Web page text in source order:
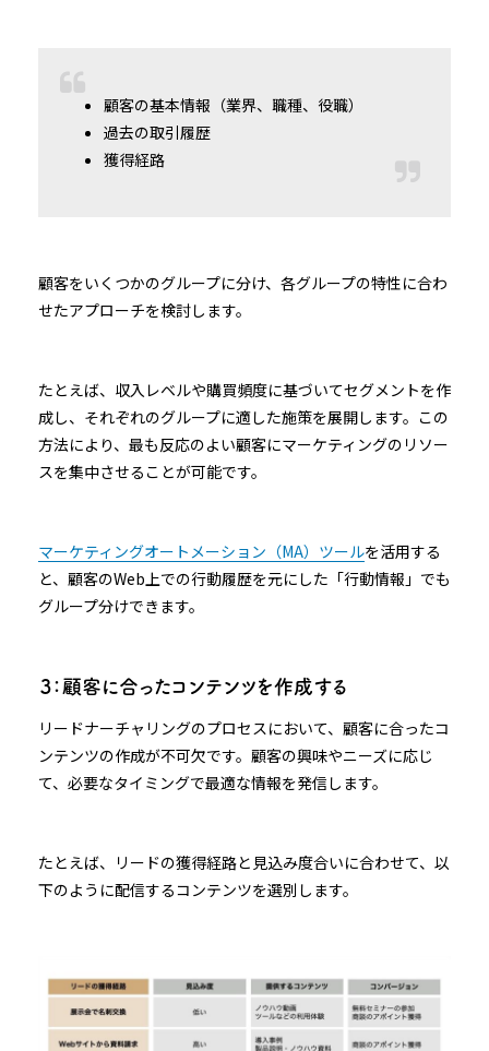
顧客の基本情報（業界、職種、役職）
過去の取引履歴
獲得経路
顧客をいくつかのグループに分け、各グループの特性に合わ
せたアプローチを検討します。
たとえば、収入レベルや購買頻度に基づいてセグメントを作
成し、それぞれのグループに適した施策を展開します。この
方法により、最も反応のよい顧客にマーケティングのリソー
スを集中させることが可能です。
マーケティングオートメーション（MA）ツールを活用する
と、顧客のWeb上での行動履歴を元にした「行動情報」でも
グループ分けできます。
３：顧客に合ったコンテンツを作成する
リードナーチャリングのプロセスにおいて、顧客に合ったコ
ンテンツの作成が不可欠です。顧客の興味やニーズに応じ
て、必要なタイミングで最適な情報を発信します。
たとえば、リードの獲得経路と見込み度合いに合わせて、以
下のように配信するコンテンツを選別します。